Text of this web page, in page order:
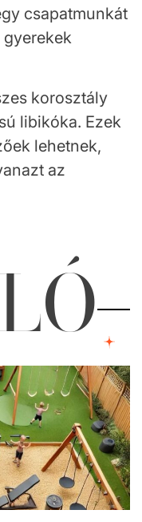
csapatmunkát
gyerekek
korosztály
libikóka. Ezek
lehetnek,
az